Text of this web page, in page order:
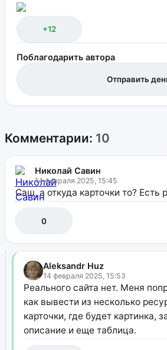
+12
Поблагодарить автора
Отправить
Комментарии: 10
Николай Савин
14 февраля 2025, 15:45
Саш, а откуда карточки то? Есть
0
Aleksandr Huz
14 февраля 2025, 15:53
Реального сайта нет. Меня
как вывести из несколько
карточки, где будет картинка,
описание и еще таблица.